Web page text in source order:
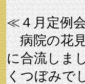
≪４月定例
病院の花見
に合流しま
くつぼみで